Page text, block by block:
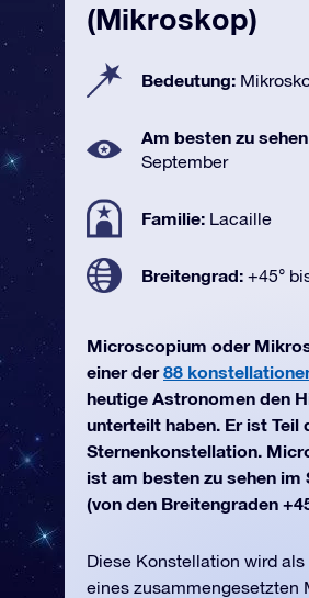
(Mikroskop)
Bedeutung:
Am besten zu
September
Familie: Lacaille
Breitengrad: +45°
Microscopium oder
einer der88
heutige Astronomen den
unterteilt haben. Er ist Teil
Sternenkonstellation.
ist am besten zu sehen im
(von den Breitengraden
Diese Konstellation wird als
eines zusammengesetzten